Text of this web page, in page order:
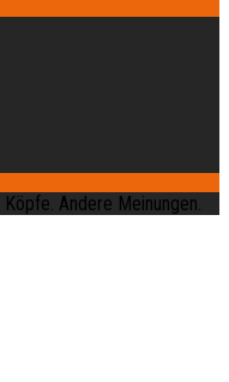
Andere Meinungen.